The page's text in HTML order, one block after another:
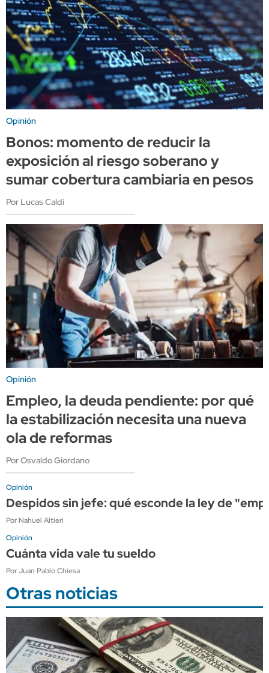
Opinión
Bonos: momento de reducir la
exposición al riesgo soberano y
sumar cobertura cambiaria en pesos
Por Lucas Caldi
Opinión
Empleo, la deuda pendiente: por qué
la estabilización necesita una nueva
ola de reformas
Por Osvaldo Giordano
Opinión
Despidos sin jefe: qué esconde la ley de
Por Nahuel Altieri
Opinión
Cuánta vida vale tu sueldo
Por Juan Pablo Chiesa
Otras noticias